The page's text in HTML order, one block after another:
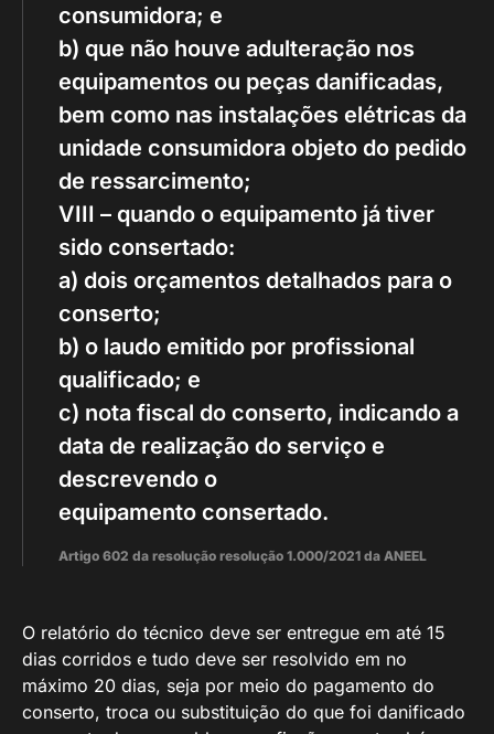
consumidora; e
b) que não houve adulteração nos
equipamentos ou peças danificadas,
bem como nas instalações elétricas da
unidade consumidora objeto do pedido
de ressarcimento;
VIII – quando o equipamento já tiver
sido consertado:
a) dois orçamentos detalhados para o
conserto;
b) o laudo emitido por profissional
qualificado; e
c) nota fiscal do conserto, indicando a
data de realização do serviço e
descrevendo o
equipamento consertado.
Artigo 602 da resolução resolução 1.000/2021 da ANEEL
O relatório do técnico deve ser entregue em até 15
dias corridos e tudo deve ser resolvido em no
máximo 20 dias, seja por meio do pagamento do
conserto, troca ou substituição do que foi danificado